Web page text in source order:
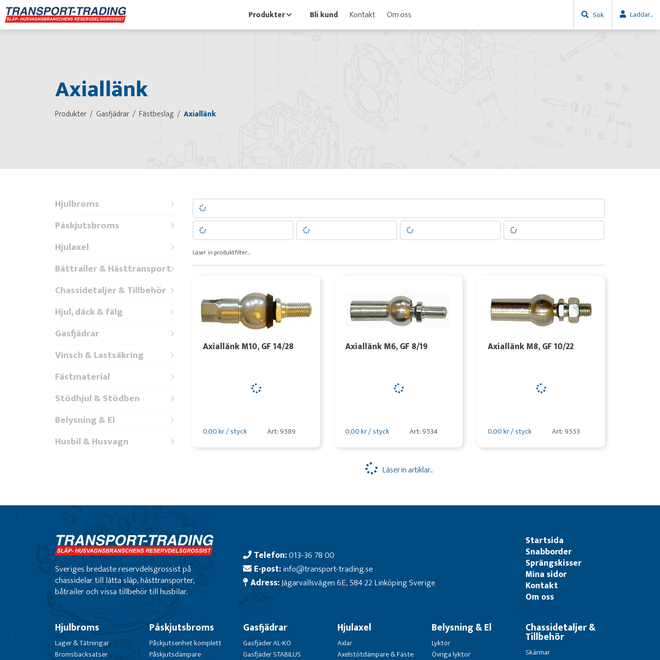
Produkter Bli kund Kontakt Om oss Sök Laddar...
Axiallänk
Produkter Gasfjädrar Fästbeslag Axiallänk
Hjulbroms
Påskjutsbroms
Hjulaxel
Båttrailer & Hästtransport
Chassidetaljer & Tillbehör
Hjul, däck & fälg
Gasfjädrar
Vinsch & Lastsäkring
Fästmaterial
Stödhjul & Stödben
Belysning & El
Husbil & Husvagn
Läser in produktfilter...
Axiallänk M10, GF 14/28
0,00 kr / styck Art: 9589
Axiallänk M6, GF 8/19
0,00 kr / styck Art: 9534
Axiallänk M8, GF 10/22
0,00 kr / styck Art: 9553
Läser in artiklar...
Sveriges bredaste reservdelsgrossist på
chassidelar till lätta släp, hästtransporter,
båtrailer och vissa tillbehör till husbilar.
Telefon:013-36 78 00
E-post:info@transport-trading.se
Adress:Jägarvallsvägen 6E, 584 22 Linköping Sverige
Startsida
Snabborder
Sprängskisser
Mina sidor
Kontakt
Om oss
Hjulbroms
Lager & Tätningar
Bromsbacksatser
Påskjutsbroms
Påskjutsenhet komplett
Påskjutsdämpare
Gasfjädrar
Gasfjäder AL-KO
Gasfjäder STABILUS
Hjulaxel
Axlar
Axelstötdämpare & Fäste
Belysning & El
Lyktor
Övriga lyktor
Chassidetaljer &
Tillbehör
Skärmar